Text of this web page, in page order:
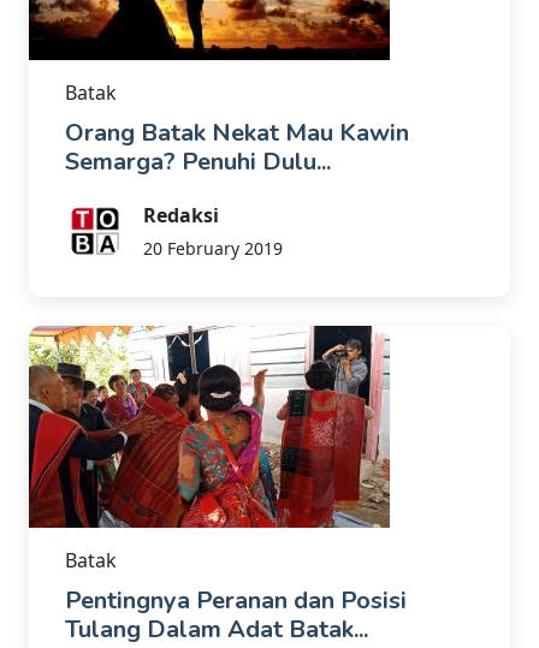
Batak
Orang Batak Nekat Mau Kawin
Semarga? Penuhi Dulu...
Redaksi
20 February 2019
Batak
Pentingnya Peranan dan Posisi
Tulang Dalam Adat Batak...